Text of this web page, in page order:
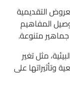
التقديمية
المفاهيم
متنوعة.
مثل تغير
وتأثيراتها على